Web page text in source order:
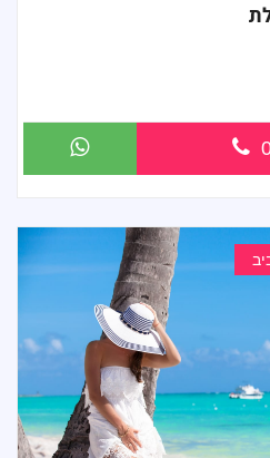
ידי זהב...